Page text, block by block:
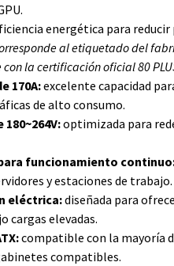
energética para reducir
al etiquetado del
la certificación oficial 80
170A:excelente capacidad
de alto consumo.
optimizada para
funcionamiento
y estaciones de trabajo.
eléctrica:diseñada para
cargas elevadas.
compatible con la mayoría
compatibles.